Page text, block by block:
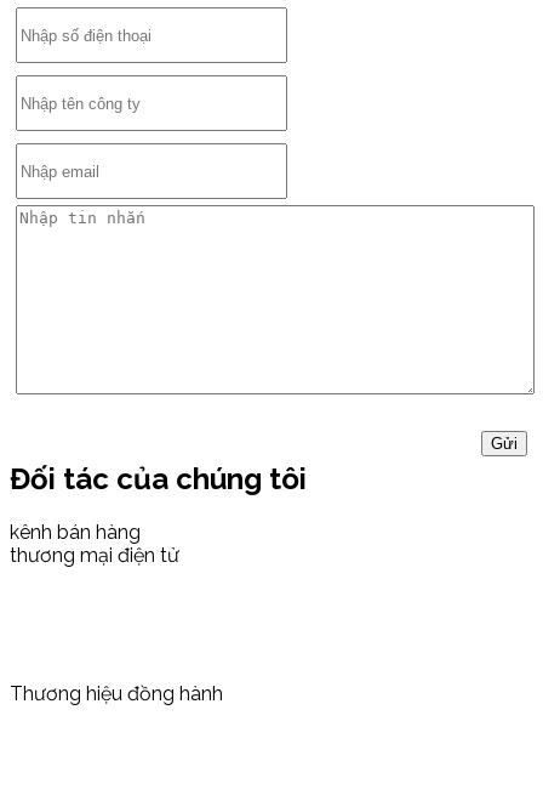
Đối tác của chúng tôi
kênh bán hàng
thương mại điện tử
Thương hiệu đồng hành